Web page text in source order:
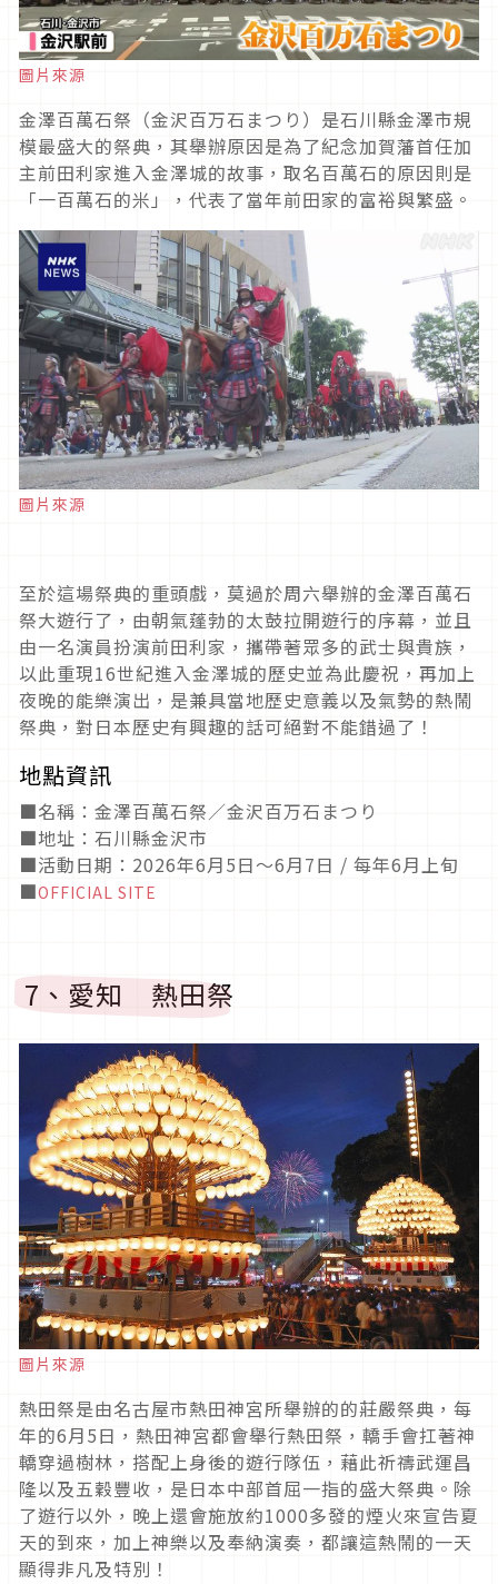
圖 片來源
金澤百萬石祭（金沢百万石まつり）是石川縣金澤市規
模最盛大的祭典，其舉辦原因是為了紀念加賀藩首任加
主前田利家進入金澤城的故事，取名百萬石的原因則是
「一百萬石的米」
， 代表了當年前田家的富裕與繁盛。
圖片來源
至於這場祭典的重頭戲，莫過於周六舉辦的金澤百萬石
祭大遊行了，由朝氣蓬勃的太鼓拉開遊行的序幕，並且
由一名演員扮演前田利家，攜帶著眾多的武士與貴族，
以此重現16世紀進入金澤城的歷史並為此慶祝，再加上
夜晚的能樂演出，是兼具當地歷史意義以及氣勢的熱鬧
祭典，對日本歷史有興趣的話可絕對不能錯過了！
地點資訊
■名稱：金澤百萬石祭／金沢百万石まつり
■地址：石川縣金沢市
■活動日期：2026年6月5日～6月7日 / 每年6月上旬
■OFFICIAL SITE
7、愛知 熱田祭
圖片來源
熱田祭是由名古屋市熱田神宮所舉辦的的莊嚴祭典，每
年的6月5日，熱田神宮都會舉行熱田祭，轎手會扛著神
轎穿過樹林，搭配上身後的遊行隊伍，藉此祈禱武運昌
隆以及五穀豐收，是日本中部首屈一指的盛大祭典。除
了遊行以外，晚上還會施放約1000多發的煙火來宣告夏
天的到來，加上神樂以及奉納演奏，都讓這熱鬧的一天
顯得非凡及特別！